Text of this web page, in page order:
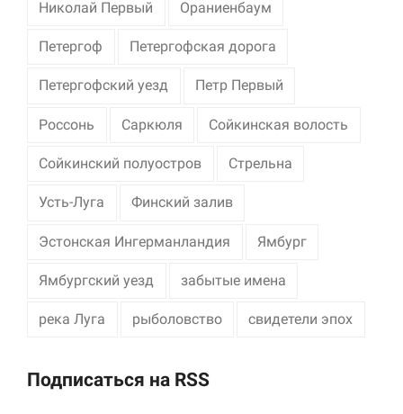
Николай Первый Ораниенбаум
Петергоф Петергофская дорога
Петергофский уезд Петр Первый
Россонь Саркюля Сойкинская волость
Сойкинский полуостров Стрельна
Усть-Луга Финский залив
Эстонская Ингерманландия Ямбург
Ямбургский уезд забытые имена
река Луга рыболовство свидетели эпох
Подписаться на RSS